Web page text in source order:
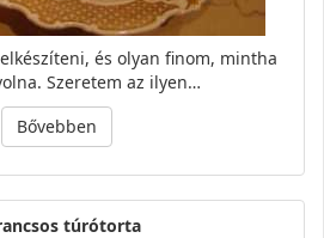
és olyan finom, mintha
Szeretem az ilyen…
Bővebben
túrótorta